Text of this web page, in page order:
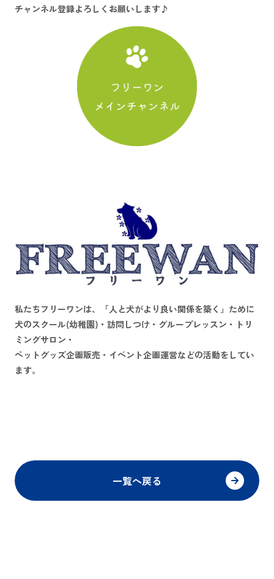
チャンネル登録よろしくお願いします♪
私たちフリーワンは、 「人と犬がより良い関係を築く」 ために
犬のスクール(幼稚園)・訪問しつけ・グループレッスン・トリ
ミングサロン・
ペットグッズ企画販売・イベント企画運営などの活動をしてい
ます。
一覧へ戻る